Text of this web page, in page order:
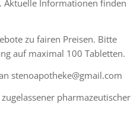
Aktuelle Informationen finden
zu fairen Preisen. Bitte
auf maximal 100 Tabletten.
stenoapotheke@gmail.com
pharmazeutischer